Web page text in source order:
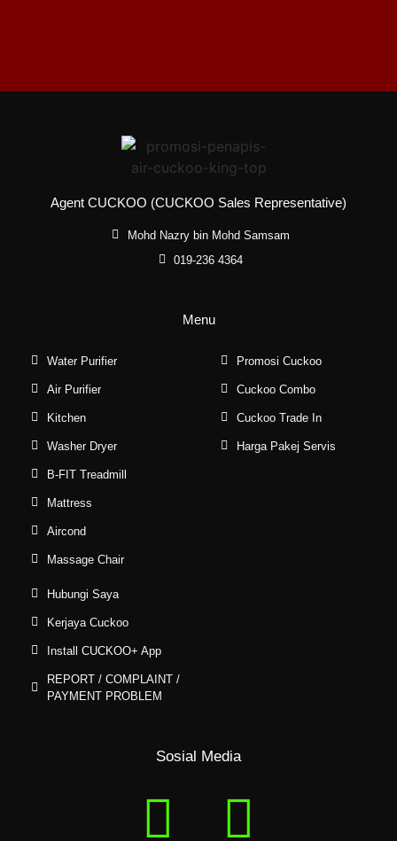
Agent CUCKOO (CUCKOO Sales Representative)
Mohd Nazry bin Mohd Samsam
019-236 4364
Menu
Water Purifier
Air Purifier
Kitchen
Washer Dryer
B-FIT Treadmill
Mattress
Aircond
Massage Chair
Promosi Cuckoo
Cuckoo Combo
Cuckoo Trade In
Harga Pakej Servis
Hubungi Saya
Kerjaya Cuckoo
Install CUCKOO+ App
REPORT / COMPLAINT /
PAYMENT PROBLEM
Sosial Media